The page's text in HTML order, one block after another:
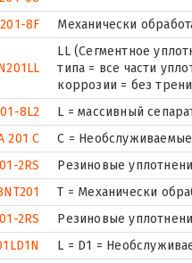
8F
Механически
LL (Сегментное
типа = все части
коррозии = без
8L2
L = массивный
201 C
С =
2RS
Резиновые
T = Механически
2RS
Резиновые
L = D1 =